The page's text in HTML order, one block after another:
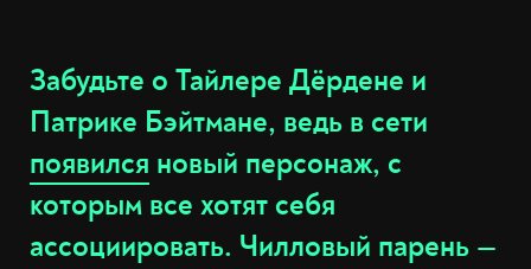
Забудьте о Тайлере Дёрдене и
Патрике Бэйтмане, ведь в сети
появился новый персонаж, с
которым все хотят себя
ассоциировать. Чилловый парень —